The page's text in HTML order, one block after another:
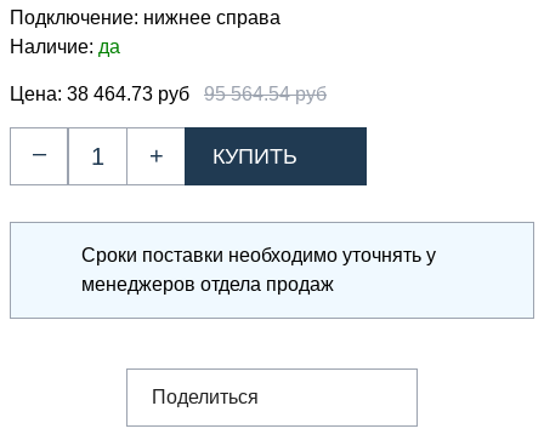
Подключение: нижнее справа
Наличие: да
Цена: 38 464.73 руб 95 564.54 руб
– +
Сроки поставки необходимо уточнять у
менеджеров отдела продаж
Поделиться